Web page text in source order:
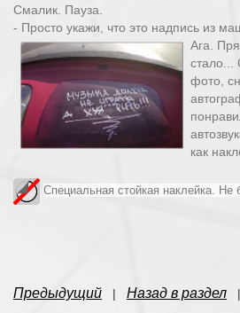
Смалик. Пауза.
- Просто укажи, что это надпись из
Ага.
стало...
фото,
как
Специальная стойкая наклейка. Не
Предыдущий | Назад в раздел